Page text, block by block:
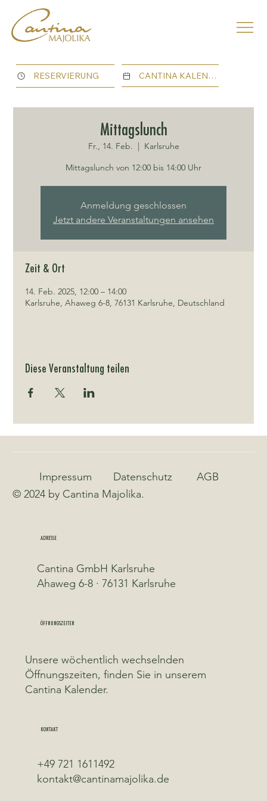
RESERVIERUNG CANTINA KALENDER
Mittagslunch
Fr., 14. Feb.
  |
Karlsruhe
Mittagslunch von 12:00 bis 14:00 Uhr
Anmeldung geschlossen
Jetzt andere Veranstaltungen ansehen
Zeit & Ort
14. Feb. 2025, 12:00 – 14:00
Karlsruhe, Ahaweg 6-8, 76131 Karlsruhe, Deutschland
Diese Veranstaltung teilen
© 2024 by Cantina Majolika.
Datenschutz
Impressum AGB
ADRESSE
Cantina GmbH Karlsruhe
Ahaweg 6-8 · 76131 Karlsruhe
ÖFFNUNGSZEITEN
Unsere wöchentlich wechselnden
Öffnungszeiten, finden Sie in unserem
Cantina Kalender.
KONTAKT
+49 721 1611492
kontakt@cantinamajolika.de